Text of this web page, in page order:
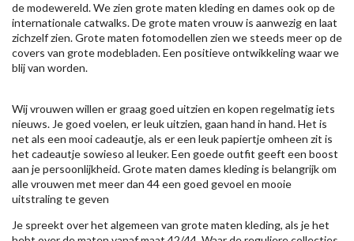
de modewereld. We zien grote maten kleding en dames ook op de
internationale catwalks. De grote maten vrouw is aanwezig en laat
zichzelf zien. Grote maten fotomodellen zien we steeds meer op de
covers van grote modebladen. Een positieve ontwikkeling waar we
blij van worden.
Wij vrouwen willen er graag goed uitzien en kopen regelmatig iets
nieuws. Je goed voelen, er leuk uitzien, gaan hand in hand. Het is
net als een mooi cadeautje, als er een leuk papiertje omheen zit is
het cadeautje sowieso al leuker. Een goede outfit geeft een boost
aan je persoonlijkheid. Grote maten dames kleding is belangrijk om
alle vrouwen met meer dan 44 een goed gevoel en mooie
uitstraling te geven
Je spreekt over het algemeen van grote maten kleding, als je het